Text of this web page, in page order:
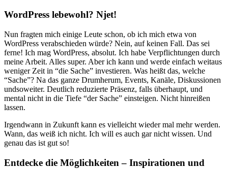
WordPress lebewohl? Njet!
Nun fragten mich einige Leute schon, ob ich mich etwa von
WordPress verabschieden würde? Nein, auf keinen Fall. Das sei
ferne! Ich mag WordPress, absolut. Ich habe Verpflichtungen durch
meine Arbeit. Alles super. Aber ich kann und werde einfach weitaus
weniger Zeit in “die Sache” investieren. Was heißt das, welche
“Sache”? Na das ganze Drumherum, Events, Kanäle, Diskussionen
undsoweiter. Deutlich reduzierte Präsenz, falls überhaupt, und
mental nicht in die Tiefe “der Sache” einsteigen. Nicht hinreißen
lassen.
Irgendwann in Zukunft kann es vielleicht wieder mal mehr werden.
Wann, das weiß ich nicht. Ich will es auch gar nicht wissen. Und
genau das ist gut so!
Entdecke die Möglichkeiten – Inspirationen und